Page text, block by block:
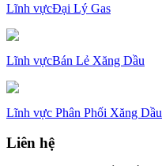
Lĩnh vựcĐại Lý Gas
Lĩnh vựcBán Lẻ Xăng Dầu
Lĩnh vực Phân Phối Xăng Dầu
Liên hệ